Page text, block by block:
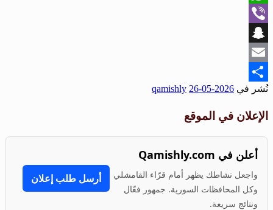
WhatsApp
Viber
Snapchat
Email
Share
نُشر في 2026-05-26
qamishly
الإعلان في الموقع
أعلن في Qamishly.com
واجعل نشاطك يظهر أمام قرّاء القامشلي
وكل المحافظات السورية. جمهور فعّال
ونتائج سريعة.
أرسل طلب إعلان